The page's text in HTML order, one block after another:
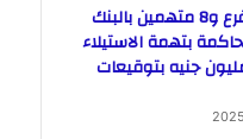
إحالة مدير فرع و8 متهمين بالبنك
بتهمة الاستيلاء
23.5 مليون جنيه بتوقيعات